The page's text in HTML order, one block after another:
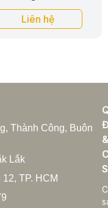
Liên hệ
Thành Công, Buôn
Lắk
TP. HCM
&